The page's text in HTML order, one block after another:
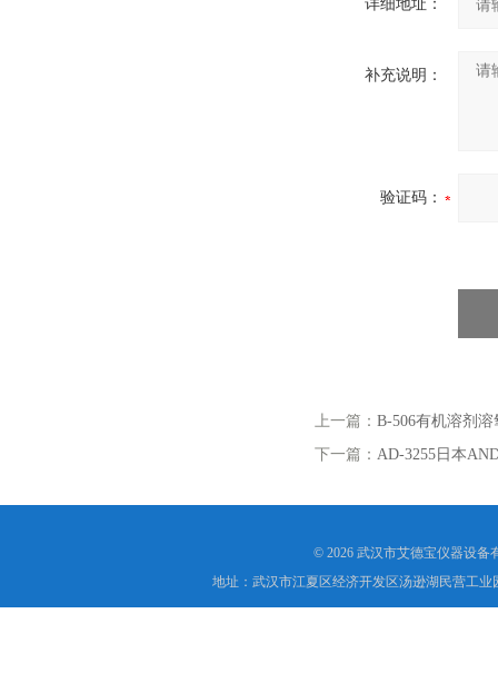
详细地址：
补充说明：
验证码：
上一篇： B-506有机溶剂
下一篇： AD-3255日本
© 2026 武汉市艾德宝仪器设备
地址：武汉市江夏区经济开发区汤逊湖民营工业